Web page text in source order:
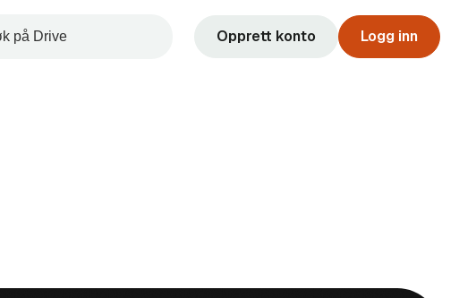
Opprett konto Logg inn